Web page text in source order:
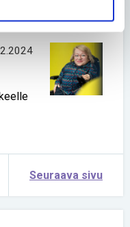
Seuraava sivu